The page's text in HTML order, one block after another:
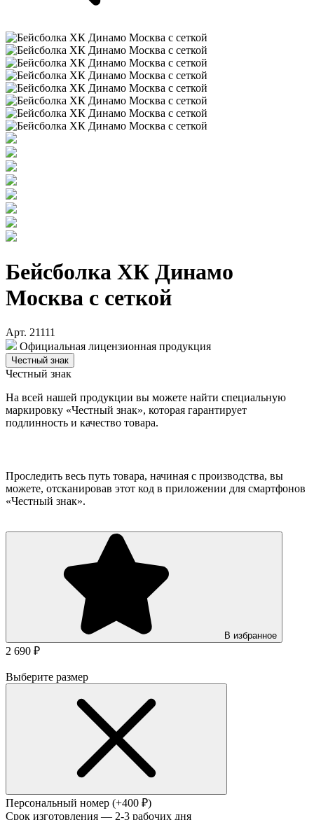
Бейсболка ХК Динамо
Москва с сеткой
Арт. 21111
Официальная лицензионная продукция
Честный знак
Честный знак
На всей нашей продукции вы можете найти специальную
маркировку «Честный знак», которая гарантирует
подлинность и качество товара.
Проследить весь путь товара, начиная с производства, вы
можете, отсканировав этот код в приложении для смартфонов
«Честный знак».
В избранное
2 690 ₽
Выберите размер
Персональный номер (+400 ₽)
Срок изготовления — 2-3 рабочих дня